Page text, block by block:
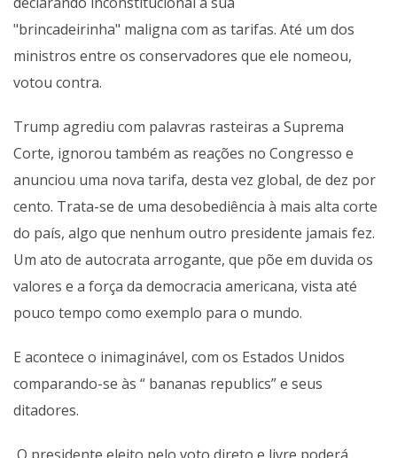
"brincadeirinha" maligna com as tarifas. Até um dos
ministros entre os conservadores que ele nomeou,
votou contra.
Trump agrediu com palavras rasteiras a Suprema
Corte, ignorou também as reações no Congresso e
anunciou uma nova tarifa, desta vez global, de dez por
cento. Trata-se de uma desobediência à mais alta corte
do país, algo que nenhum outro presidente jamais fez.
Um ato de autocrata arrogante, que põe em duvida os
valores e a força da democracia americana, vista até
pouco tempo como exemplo para o mundo.
E acontece o inimaginável, com os Estados Unidos
comparando-se às “ bananas republics” e seus
ditadores.